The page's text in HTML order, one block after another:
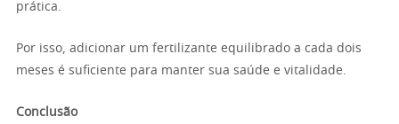
prática.
Por isso, adicionar um fertilizante equilibrado a cada dois
meses é suficiente para manter sua saúde e vitalidade.
Conclusão